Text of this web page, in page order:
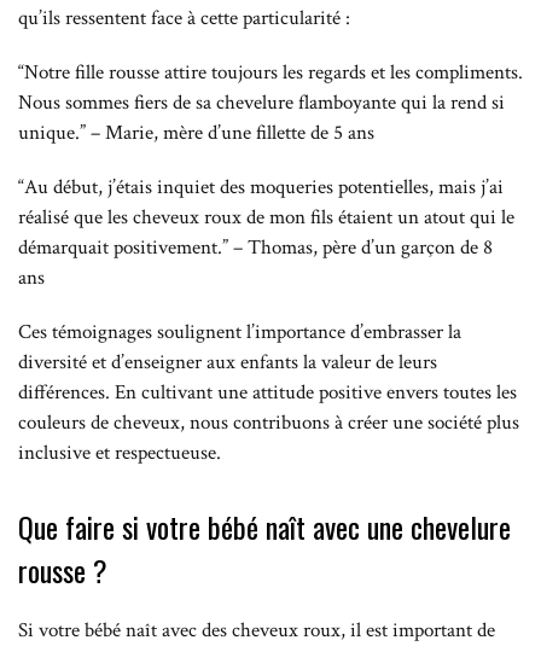
qu’ils ressentent face à cette particularité :
“Notre fille rousse attire toujours les regards et les compliments.
Nous sommes fiers de sa chevelure flamboyante qui la rend si
unique.” – Marie, mère d’une fillette de 5 ans
“Au début, j’étais inquiet des moqueries potentielles, mais j’ai
réalisé que les cheveux roux de mon fils étaient un atout qui le
démarquait positivement.” – Thomas, père d’un garçon de 8
ans
Ces témoignages soulignent l’importance d’embrasser la
diversité et d’enseigner aux enfants la valeur de leurs
différences. En cultivant une attitude positive envers toutes les
couleurs de cheveux, nous contribuons à créer une société plus
inclusive et respectueuse.
Que faire si votre bébé naît avec une chevelure
rousse ?
Si votre bébé naît avec des cheveux roux, il est important de